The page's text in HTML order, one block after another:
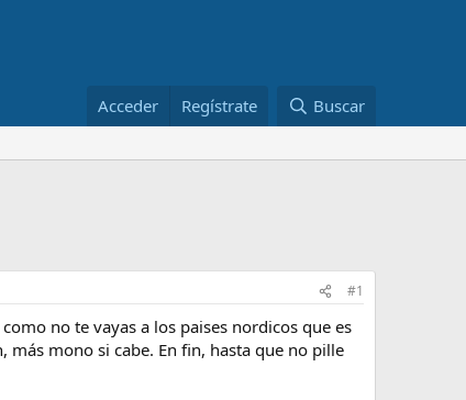
Acceder Regístrate Buscar
#1
no te vayas a los paises nordicos que es
mono si cabe. En fin, hasta que no pille